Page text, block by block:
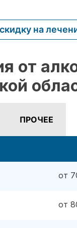
на
от
ПРОЧЕЕ
от
от